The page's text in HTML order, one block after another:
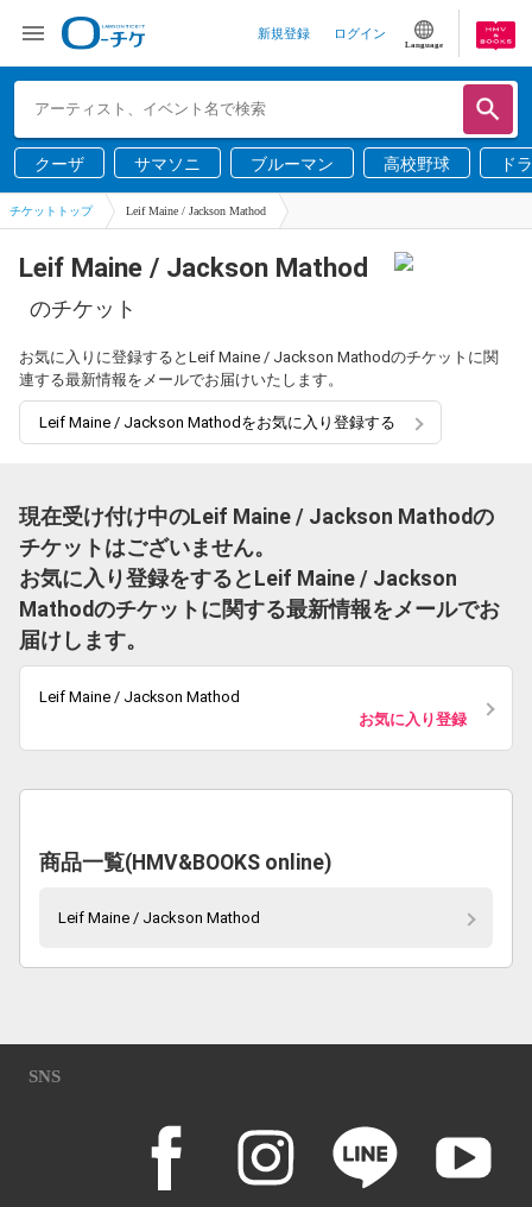
新規登録 ログイン
Language
クーザ サマソニ ブルーマン 高校野球 ド
チケットトップ Leif Maine / Jackson Mathod
Leif Maine / Jackson Mathod
のチケット
お気に入りに登録するとLeif Maine / Jackson Mathodのチケットに関
連する最新情報をメールでお届けいたします。
Leif Maine / Jackson Mathodをお気に入り登録する
現在受け付け中のLeif Maine / Jackson Mathodの
チケットはございません。
お気に入り登録をするとLeif Maine / Jackson
Mathodのチケットに関する最新情報をメールでお
届けします。
Leif Maine / Jackson Mathod
お気に入り登録
商品一覧(HMV&BOOKS online)
Leif Maine / Jackson Mathod
SNS